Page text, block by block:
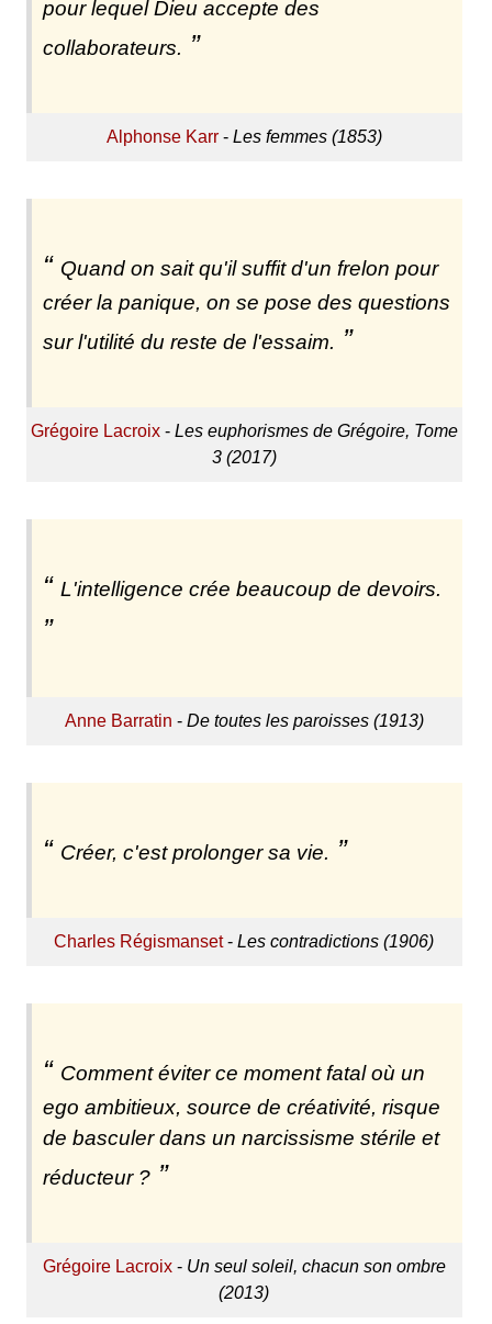
pour lequel Dieu accepte des
collaborateurs.
Alphonse Karr- Les femmes (1853)
Quand on sait qu'il suffit d'un frelon pour
créer la panique, on se pose des questions
sur l'utilité du reste de l'essaim.
Grégoire Lacroix- Les euphorismes de Grégoire, Tome
3 (2017)
L'intelligence crée beaucoup de devoirs.
Anne Barratin - De toutes les paroisses (1913)
Créer, c'est prolonger sa vie.
Charles Régismanset-Les contradictions (1906)
Comment éviter ce moment fatal où un
ego ambitieux, source de créativité, risque
de basculer dans un narcissisme stérile et
réducteur ?
Grégoire Lacroix- Un seul soleil, chacun son ombre
(2013)